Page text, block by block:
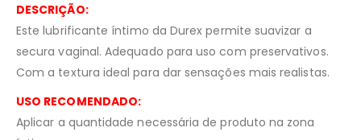
DESCRIÇÃO:
Este lubrificante íntimo da Durex permite suavizar a
secura vaginal. Adequado para uso com preservativos.
Com a textura ideal para dar sensações mais realistas.
USO RECOMENDADO:
Aplicar a quantidade necessária de produto na zona